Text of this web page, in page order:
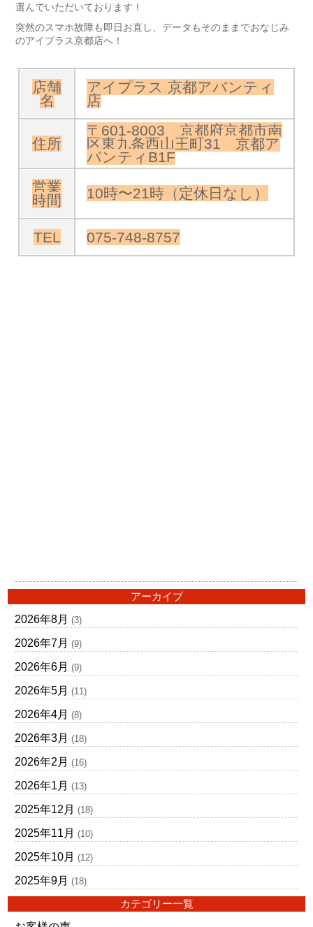
選んでいただいております！
突然のスマホ故障も即日お直し、データもそのままでおなじみ
のアイプラス京都店へ！
店舗
名
アイプラス 京都アバンティ
店
住所
〒601-8003 京都府京都市南
区東九条西山王町31 京都ア
バンティB1F
営業
時間
10時〜21時（定休日なし）
TEL 075-748-8757
アーカイブ
2026年8月 (3)
2026年7月 (9)
2026年6月 (9)
2026年5月 (11)
2026年4月 (8)
2026年3月 (18)
2026年2月 (16)
2026年1月 (13)
2025年12月 (18)
2025年11月 (10)
2025年10月 (12)
2025年9月 (18)
カテゴリー一覧